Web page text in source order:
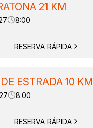
21 KM
8:00
RESERVA RÁPIDA
ESTRADA 10 KM
8:00
RESERVA RÁPIDA